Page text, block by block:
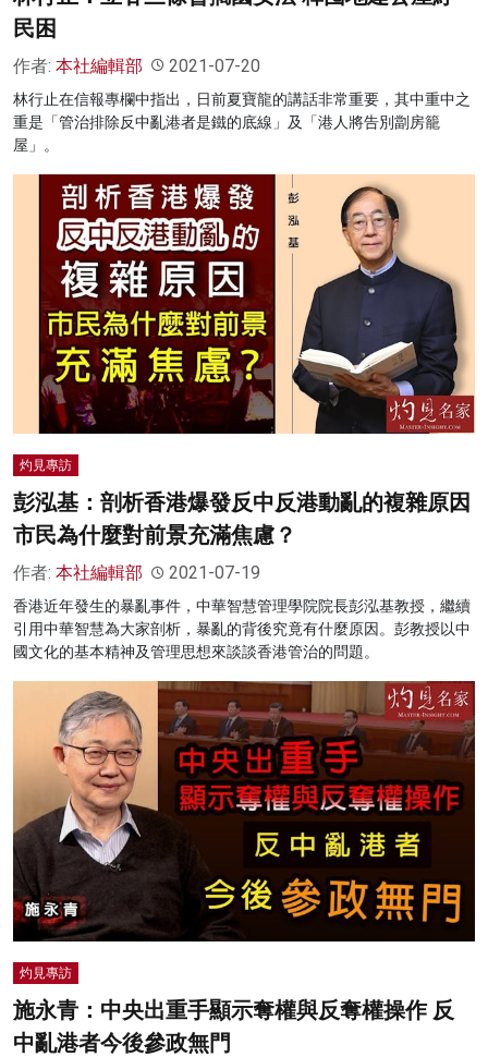
民困
作者: 本社編輯部 2021-07-20
林行止在信報專欄中指出，日前夏寶龍的講話非常重要，其中重中之
重是「管治排除反中亂港者是鐵的底線」及「港人將告別劏房籠
屋」。
灼見專訪
彭泓基：剖析香港爆發反中反港動亂的複雜原因
市民為什麼對前景充滿焦慮？
作者: 本社編輯部 2021-07-19
香港近年發生的暴亂事件，中華智慧管理學院院長彭泓基教授，繼續
引用中華智慧為大家剖析，暴亂的背後究竟有什麼原因。彭教授以中
國文化的基本精神及管理思想來談談香港管治的問題。
灼見專訪
施永青：中央出重手顯示奪權與反奪權操作 反
中亂港者今後參政無門